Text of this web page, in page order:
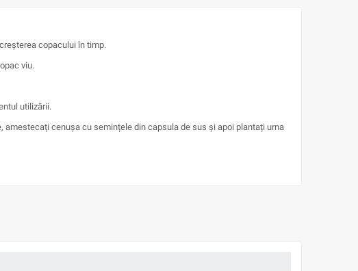
copacului în timp.
viu.
utilizării.
cenușa cu semințele din capsula de sus și apoi plantați urna